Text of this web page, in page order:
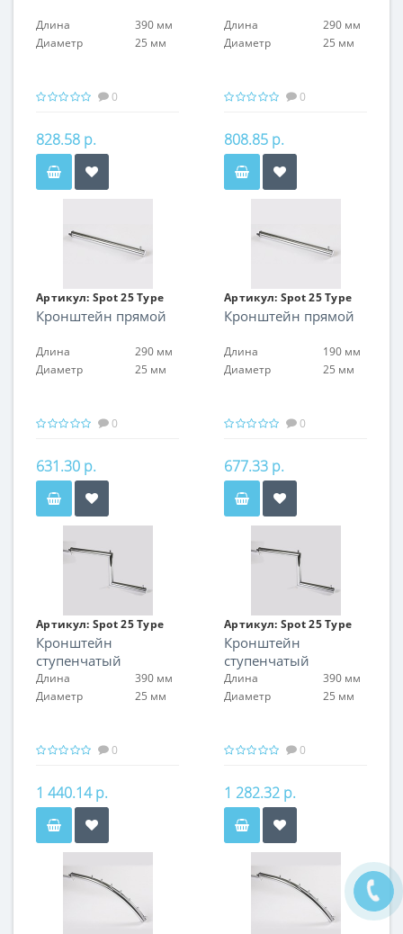
Длина
390 мм
Диаметр
25 мм
0
828.58 р.
Длина
290 мм
Диаметр
25 мм
0
808.85 р.
Артикул: Spot 25 Type
15
Кронштейн прямой
Длина
290 мм
Диаметр
25 мм
0
631.30 р.
Артикул: Spot 25 Type
15
Кронштейн прямой
Длина
190 мм
Диаметр
25 мм
0
677.33 р.
Артикул: Spot 25 Type
16
Кронштейн
ступенчатый
Длина
390 мм
Диаметр
25 мм
0
1 440.14 р.
Артикул: Spot 25 Type
16
Кронштейн
ступенчатый
Длина
390 мм
Диаметр
25 мм
0
1 282.32 р.